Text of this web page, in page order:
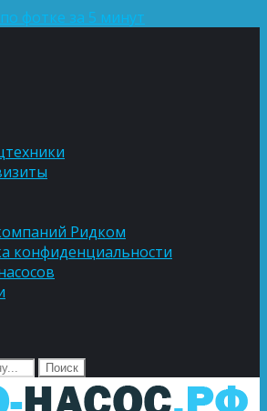
фотке за 5 минут
Ридком
конфиденциальности